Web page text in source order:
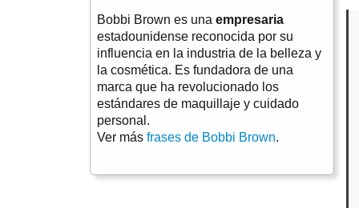
Bobbi Brown es una empresaria
estadounidense reconocida por su
influencia en la industria de la belleza y
la cosmética. Es fundadora de una
marca que ha revolucionado los
estándares de maquillaje y cuidado
personal.
Ver más frases de Bobbi Brown.